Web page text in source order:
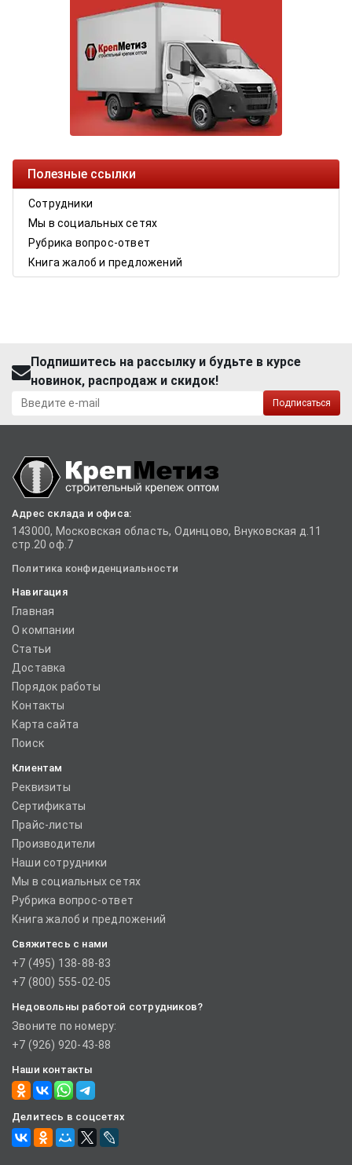
Полезные ссылки
Сотрудники
Мы в социальных сетях
Рубрика вопрос-ответ
Книга жалоб и предложений
Подпишитесь на рассылку и будьте в курсе
новинок, распродаж и скидок!
Подписаться
Адрес склада и офиса:
143000, Московская область, Одинцово, Внуковская д.11
стр.20 оф.7
Политика конфиденциальности
Навигация
Главная
О компании
Статьи
Доставка
Порядок работы
Контакты
Карта сайта
Поиск
Клиентам
Реквизиты
Сертификаты
Прайс-листы
Производители
Наши сотрудники
Мы в социальных сетях
Рубрика вопрос-ответ
Книга жалоб и предложений
Свяжитесь с нами
+7 (495) 138-88-83
+7 (800) 555-02-05
Недовольны работой сотрудников?
Звоните по номеру:
+7 (926) 920-43-88
Наши контакты
Делитесь в соцсетях